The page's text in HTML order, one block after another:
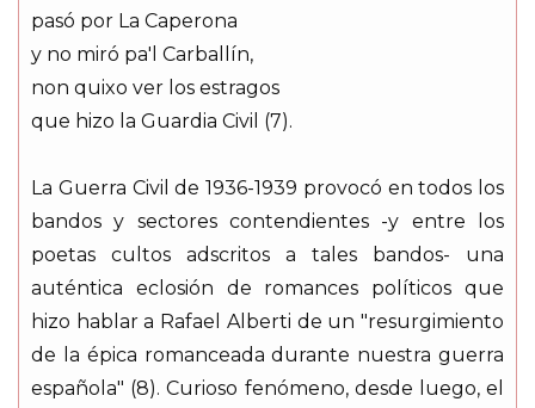
pasó por La Caperona
y no miró pa'l Carballín,
non quixo ver los estragos
que hizo la Guardia Civil (7).
La Guerra Civil de 1936-1939 provocó en todos los
bandos y sectores contendientes -y entre los
poetas cultos adscritos a tales bandos- una
auténtica eclosión de romances políticos que
hizo hablar a Rafael Alberti de un "resurgimiento
de la épica romanceada durante nuestra guerra
española" (8). Curioso fenómeno, desde luego, el